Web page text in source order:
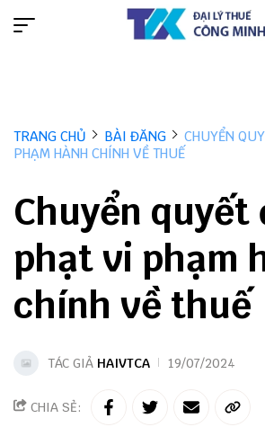
TRANG CHỦ BÀI ĐĂNG
CHUYỂN
PHẠM HÀNH CHÍNH VỀ THUẾ
Chuyển quyết
phạt vi phạm
chính về thuế
TÁC GIẢ HAIVTCA 19/07/2024
CHIA SẺ: